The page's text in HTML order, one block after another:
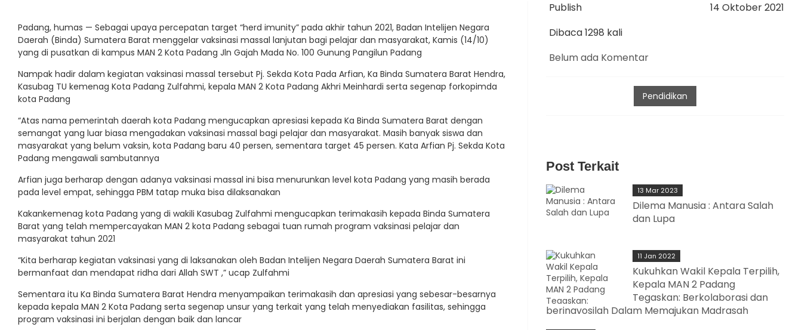
Padang, humas — Sebagai upaya percepatan target “herd imunity” pada akhir tahun 2021, Badan Intelijen Negara
Daerah (Binda) Sumatera Barat menggelar vaksinasi massal lanjutan bagi pelajar dan masyarakat, Kamis (14/10)
yang di pusatkan di kampus MAN 2 Kota Padang Jln Gajah Mada No. 100 Gunung Pangilun Padang
Nampak hadir dalam kegiatan vaksinasi massal tersebut Pj. Sekda Kota Pada Arfian, Ka Binda Sumatera Barat Hendra,
Kasubag TU kemenag Kota Padang Zulfahmi, kepala MAN 2 Kota Padang Akhri Meinhardi serta segenap forkopimda
kota Padang
“Atas nama pemerintah daerah kota Padang mengucapkan apresiasi kepada Ka Binda Sumatera Barat dengan
semangat yang luar biasa mengadakan vaksinasi massal bagi pelajar dan masyarakat. Masih banyak siswa dan
masyarakat yang belum vaksin, kota Padang baru 40 persen, sementara target 45 persen. Kata Arfian Pj. Sekda Kota
Padang mengawali sambutannya
Arfian juga berharap dengan adanya vaksinasi massal ini bisa menurunkan level kota Padang yang masih berada
pada level empat, sehingga PBM tatap muka bisa dilaksanakan
Kakankemenag kota Padang yang di wakili Kasubag Zulfahmi mengucapkan terimakasih kepada Binda Sumatera
Barat yang telah mempercayakan MAN 2 kota Padang sebagai tuan rumah program vaksinasi pelajar dan
masyarakat tahun 2021
“Kita berharap kegiatan vaksinasi yang di laksanakan oleh Badan Intelijen Negara Daerah Sumatera Barat ini
bermanfaat dan mendapat ridha dari Allah SWT ,” ucap Zulfahmi
Sementara itu Ka Binda Sumatera Barat Hendra menyampaikan terimakasih dan apresiasi yang sebesar-besarnya
kepada kepala MAN 2 Kota Padang serta segenap unsur yang terkait yang telah menyediakan fasilitas, sehingga
program vaksinasi ini berjalan dengan baik dan lancar
Publish
14 Oktober 2021
Dibaca 1298 kali
Belum ada Komentar
Pendidikan
Post Terkait
13 Mar 2023
Dilema Manusia : Antara Salah
dan Lupa
11 Jan 2022
Kukuhkan Wakil Kepala Terpilih,
Kepala MAN 2 Padang
Tegaskan: Berkolaborasi dan
berinavosilah Dalam Memajukan Madrasah